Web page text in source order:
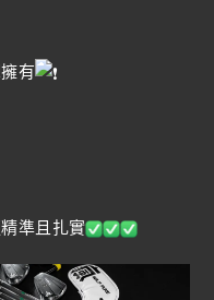
有
準且扎實